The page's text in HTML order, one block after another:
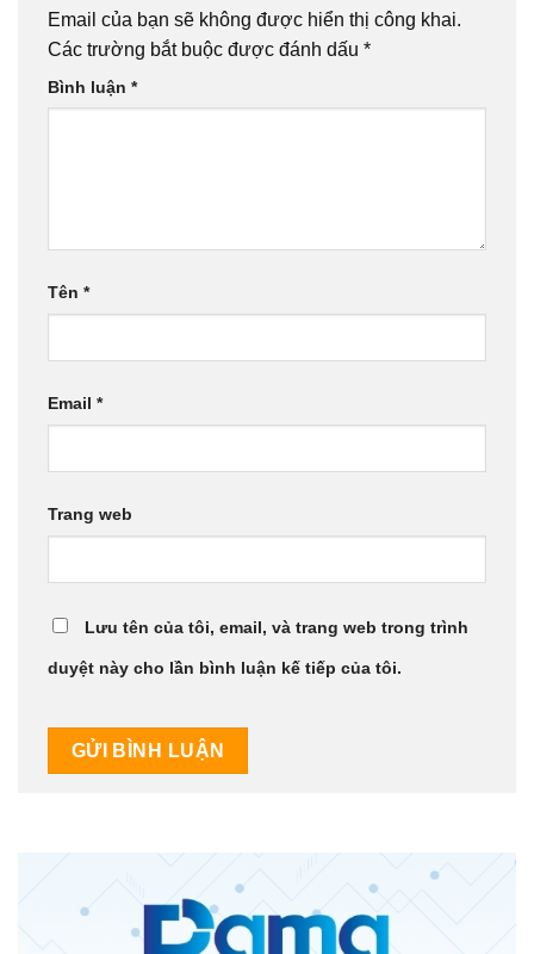
Email của bạn sẽ không được hiển thị công khai.
Các trường bắt buộc được đánh dấu *
Bình luận *
Tên *
Email *
Trang web
Lưu tên của tôi, email, và trang web trong trình
duyệt này cho lần bình luận kế tiếp của tôi.